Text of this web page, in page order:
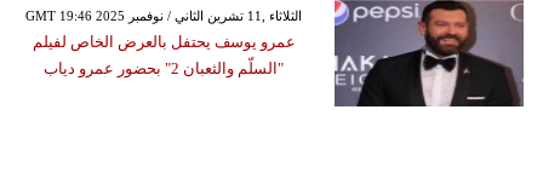
GMT 19:46 2025 الثلاثاء ,11 تشرين الثاني / نوفمبر
عمرو يوسف يحتفل بالعرض الخاص لفيلم
"السلّم والثعبان 2" بحضور عمرو دياب